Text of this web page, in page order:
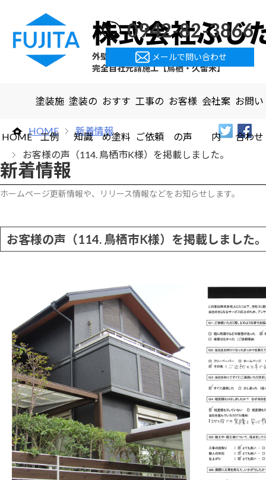
外壁塗装・屋根塗装・屋上防水
完全自社元請施工【鳥栖・久留米】
0942-82-3866
メールで問い合わせ
HOME
塗装施
工例
塗装の
知識
おすす
め塗料
工事の
ご依頼
お客様
の声
会社案
内
お問い
合わせ
HOME 新着情報
お客様の声（114. 鳥栖市K様）を掲載しました。
新着情報
ホームページ更新情報や、リリース情報などをお知らせします。
お客様の声（114. 鳥栖市K様）を掲載しました。